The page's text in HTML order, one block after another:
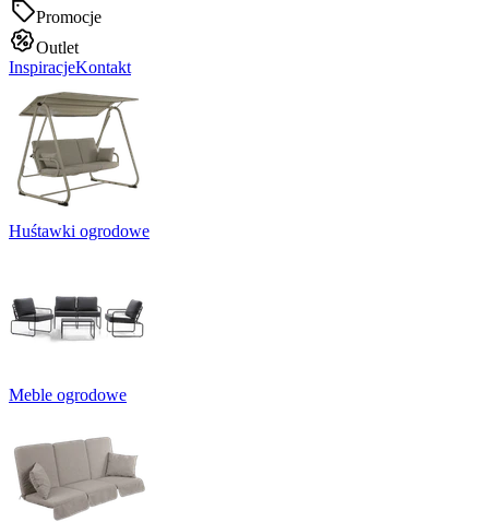
Promocje
Outlet
InspiracjeKontakt
Huśtawki ogrodowe
Meble ogrodowe